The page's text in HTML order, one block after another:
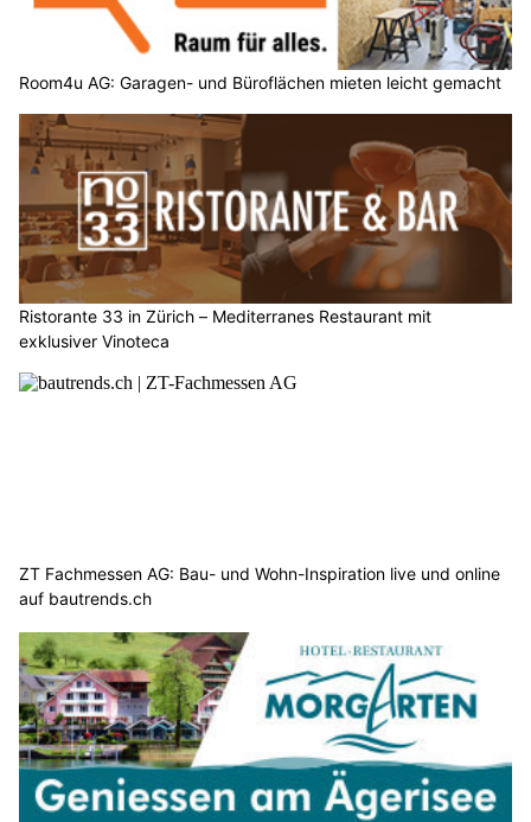
Room4u AG: Garagen- und Büroflächen mieten leicht gemacht
Ristorante 33 in Zürich – Mediterranes Restaurant mit
exklusiver Vinoteca
ZT Fachmessen AG: Bau- und Wohn-Inspiration live und online
auf bautrends.ch